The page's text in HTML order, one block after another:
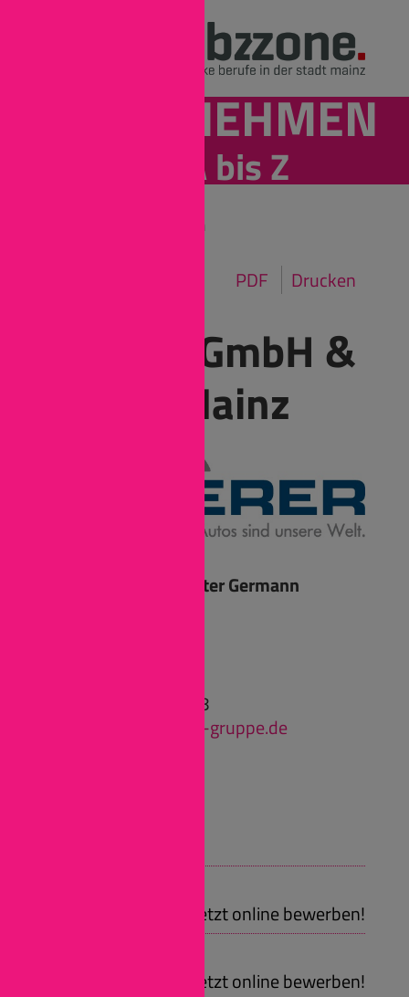
UNTERNEHMEN
von A bis Z
Scherer GmbH &
Co. KG Mainz
Ansprechpartner: Peter Germann
Fax: (06131) 5809-48
p.germann@scherer-gruppe.de
Jetzt online bewerben!
Jetzt online bewerben!
PDF Drucken